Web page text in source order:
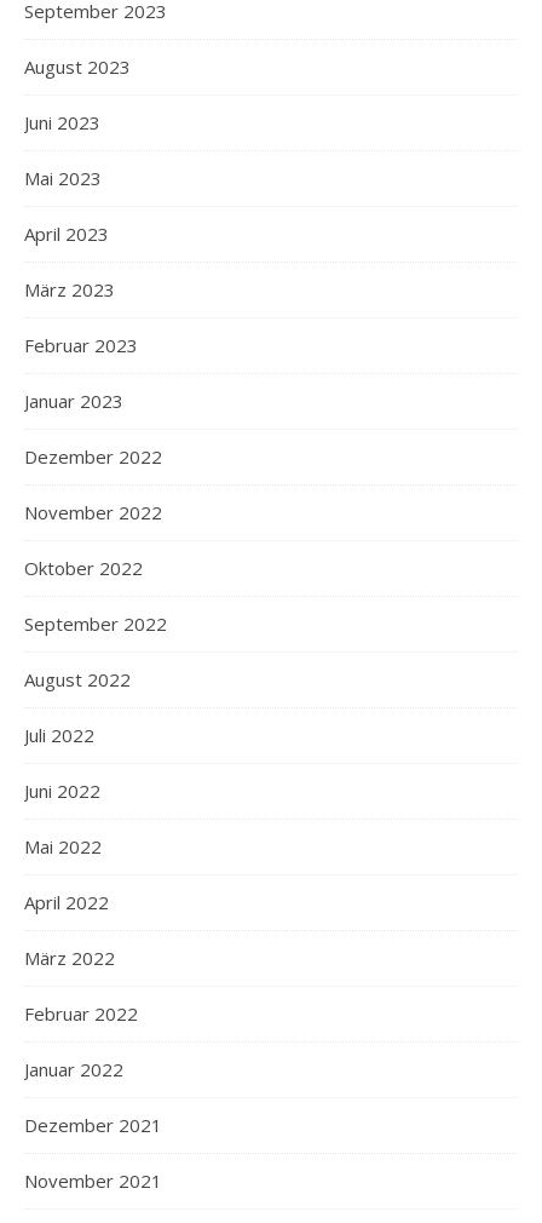
September 2023
August 2023
Juni 2023
Mai 2023
April 2023
März 2023
Februar 2023
Januar 2023
Dezember 2022
November 2022
Oktober 2022
September 2022
August 2022
Juli 2022
Juni 2022
Mai 2022
April 2022
März 2022
Februar 2022
Januar 2022
Dezember 2021
November 2021